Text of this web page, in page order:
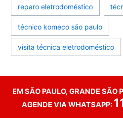
reparo eletrodoméstico
técnico komeco são paulo
visita técnica eletrodoméstico
EM SÃO PAULO, GRANDE SÃO
AGENDE VIA WHATSAPP: